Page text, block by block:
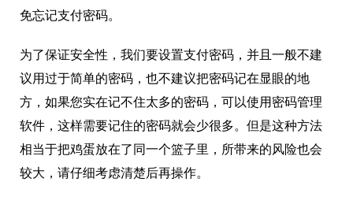
免忘记支付密码。
为了保证安全性，我们要设置支付密码，并且一般不建
议用过于简单的密码，也不建议把密码记在显眼的地
方，如果您实在记不住太多的密码，可以使用密码管理
软件，这样需要记住的密码就会少很多。但是这种方法
相当于把鸡蛋放在了同一个篮子里，所带来的风险也会
较大，请仔细考虑清楚后再操作。